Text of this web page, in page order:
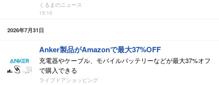
くるまのニュース
15:10
2026年7月31日
Anker製品がAmazonで最大37%OFF
充電器やケーブル、モバイルバッテリーなどが最大37%オフ
で購入できる
ライブドアショッピング